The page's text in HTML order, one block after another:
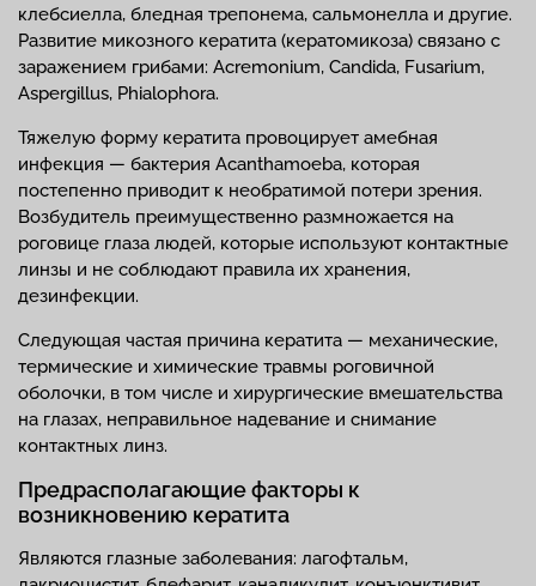
клебсиелла, бледная трепонема, сальмонелла и другие.
Развитие микозного кератита (кератомикоза) связано с
заражением грибами: Acremonium, Candida, Fusarium,
Aspergillus, Phialophora.
Тяжелую форму кератита провоцирует амебная
инфекция — бактерия Acanthamoeba, которая
постепенно приводит к необратимой потери зрения.
Возбудитель преимущественно размножается на
роговице глаза людей, которые используют контактные
линзы и не соблюдают правила их хранения,
дезинфекции.
Следующая частая причина кератита — механические,
термические и химические травмы роговичной
оболочки, в том числе и хирургические вмешательства
на глазах, неправильное надевание и снимание
контактных линз.
Предрасполагающие факторы к
возникновению кератита
Являются глазные заболевания: лагофтальм,